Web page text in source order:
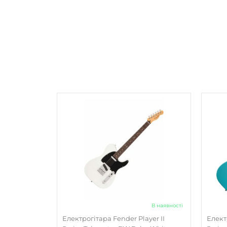
В наявності
Електрогітара Fender Player II